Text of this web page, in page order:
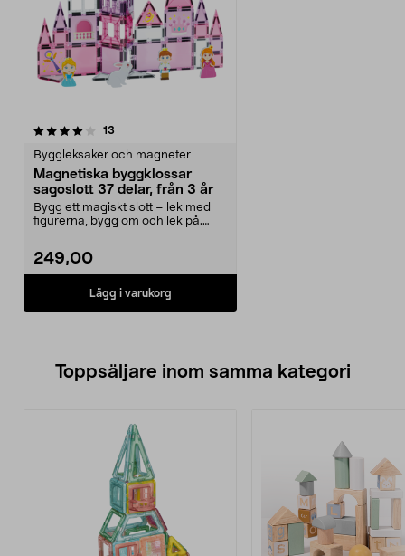
13
Byggleksaker och magneter
Magnetiska byggklossar
sagoslott 37 delar, från 3 år
Bygg ett magiskt slott – lek med
figurerna, bygg om och lek på.
249,00
Lägg i varukorg
Toppsäljare inom samma kategori